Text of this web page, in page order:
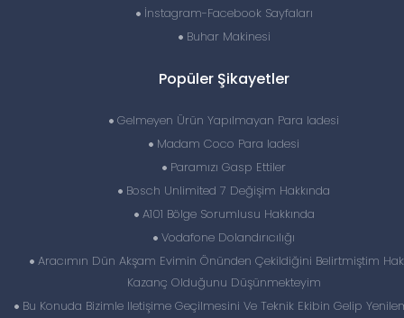
İnstagram-Facebook Sayfaları
Buhar Makinesi
Popüler Şikayetler
Gelmeyen Ürün Yapılmayan Para Iadesi
Madam Coco Para Iadesi
Paramızı Gasp Ettiler
Bosch Unlimited 7 Değişim Hakkında
A101 Bölge Sorumlusu Hakkında
Vodafone Dolandırıcılığı
Aracımın Dün Akşam Evimin Önünden Çekildiğini Belirtmiştim
Kazanç Olduğunu Düşünmekteyim
Bu Konuda Bizimle Iletişime Geçilmesini Ve Teknik Ekibin Gelip